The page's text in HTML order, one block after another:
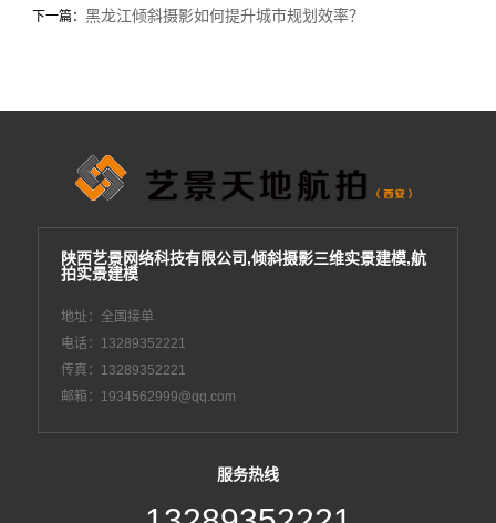
下一篇： 黑龙江倾斜摄影如何提升城市规划效率？
陕西艺景网络科技有限公司,倾斜摄影三维实景建模,航
拍实景建模
地址：全国接单
电话：13289352221
传真：13289352221
邮箱：1934562999@qq.com
服务热线